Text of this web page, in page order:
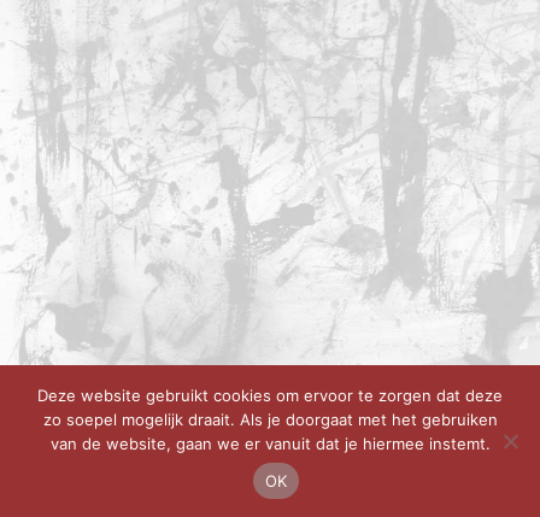
Deze website gebruikt cookies om ervoor te zorgen dat deze
zo soepel mogelijk draait. Als je doorgaat met het gebruiken
van de website, gaan we er vanuit dat je hiermee instemt.
OK